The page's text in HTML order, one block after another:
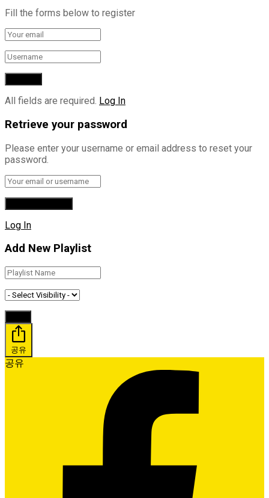
Fill the forms below to register
All fields are required. Log In
Retrieve your password
Please enter your username or email address to reset your
password.
Log In
Add New Playlist
공유
공유